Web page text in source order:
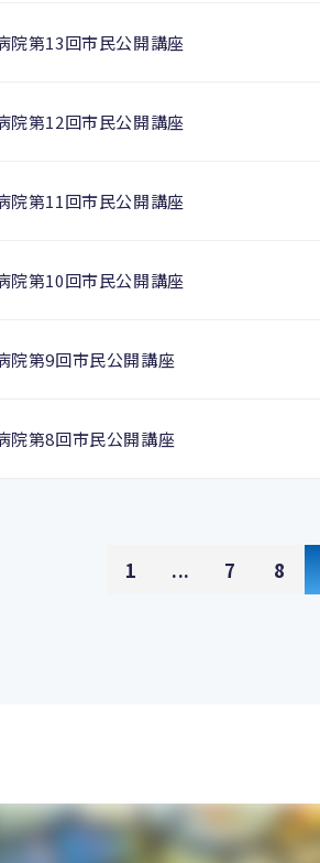
院第13回市民公開講座
院第12回市民公開講座
院第11回市民公開講座
院第10回市民公開講座
院第9回市民公開講座
院第8回市民公開講座
1 ... 7 8